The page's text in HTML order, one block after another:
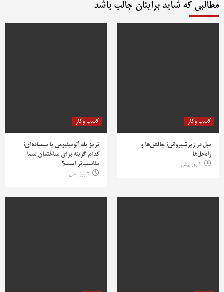
مطالبی که شاید برایتان جالب باشد
کسب وکار
مبل در زیرشیروانی؛ چالش‌ها و
راه‌حل‌ها
2 روز پیش
کسب وکار
ترمز پله آلومینیومی یا سمباده‌ای؛
کدام گزینه برای ساختمان شما
مناسب‌تر است؟
2 روز پیش